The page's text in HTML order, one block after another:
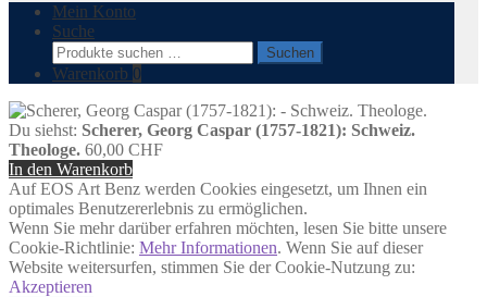
Mein Konto
Suche
Suchen
nach:
Suchen
Warenkorb 0
Du siehst: Scherer, Georg Caspar (1757-1821): Schweiz.
Theologe. 60,00 CHF
In den Warenkorb
Auf EOS Art Benz werden Cookies eingesetzt, um Ihnen ein
optimales Benutzererlebnis zu ermöglichen.
Wenn Sie mehr darüber erfahren möchten, lesen Sie bitte unsere
Cookie-Richtlinie: Mehr Informationen. Wenn Sie auf dieser
Website weitersurfen, stimmen Sie der Cookie-Nutzung zu:
Akzeptieren